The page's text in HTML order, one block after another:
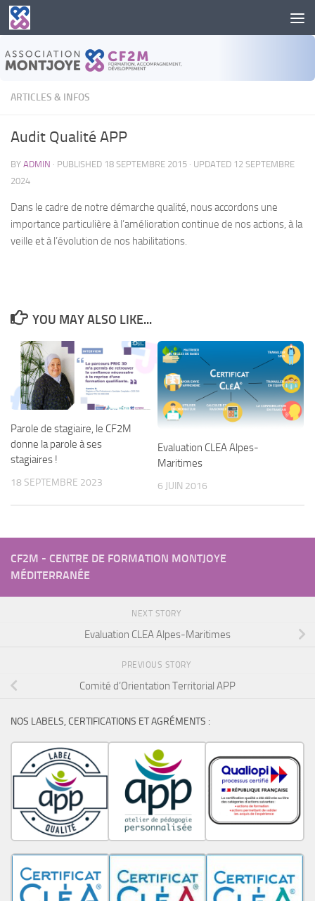
Skip to content
ARTICLES & INFOS
Audit Qualité APP
BY ADMIN · PUBLISHED 18 SEPTEMBRE 2015 · UPDATED 12 SEPTEMBRE
2024
Dans le cadre de notre démarche qualité, nous accordons une
importance particulière à l’amélioration continue de nos actions, à la
veille et à l’évolution de nos habilitations.
YOU MAY ALSO LIKE...
Parole de stagiaire, le CF2M
donne la parole à ses
stagiaires !
18 SEPTEMBRE 2023
Evaluation CLEA Alpes-
Maritimes
6 JUIN 2016
CF2M - CENTRE DE FORMATION MONTJOYE
MÉDITERRANÉE
NEXT STORY
Evaluation CLEA Alpes-Maritimes
PREVIOUS STORY
Comité d’Orientation Territorial APP
NOS LABELS, CERTIFICATIONS ET AGRÉMENTS :